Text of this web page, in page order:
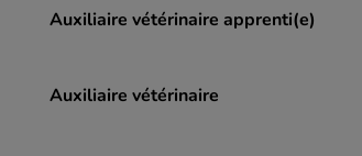
Auxiliaire vétérinaire apprenti(e)
Auxiliaire vétérinaire